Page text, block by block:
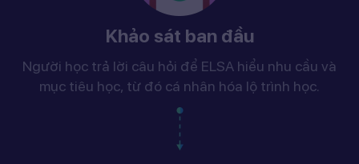
Khảo sát ban đầu
Người học trả lời câu hỏi để ELSA hiểu nhu cầu và
mục tiêu học, từ đó cá nhân hóa lộ trình học.